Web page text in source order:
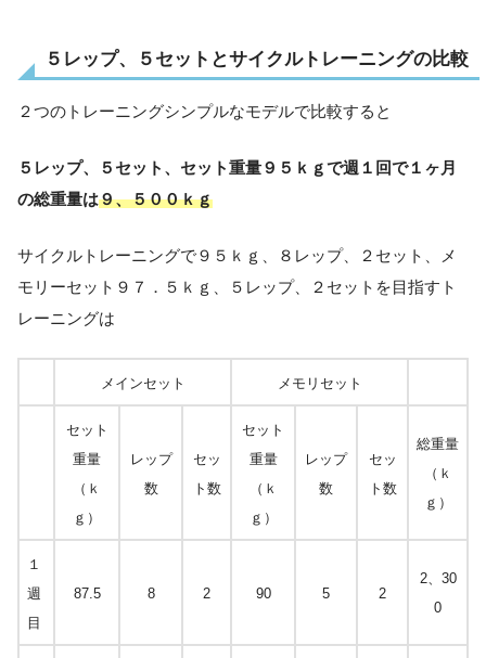
５レップ、５セットとサイクルトレーニングの比較
２つのトレーニングシンプルなモデルで比較すると
５レップ、５セット、セット重量９５ｋｇで週１回で１ヶ月
の総重量は９、５００ｋｇ
サイクルトレーニングで９５ｋｇ、８レップ、２セット、メ
モリーセット９７．５ｋｇ、５レップ、２セットを目指すト
レーニングは
メインセット メモリセット
セット
重量
（ｋ
ｇ）
レップ
数
セッ
ト数
セット
重量
（ｋ
ｇ）
レップ
数
セッ
ト数
総重量
（ｋ
ｇ）
１
週
目
87.5 8 2 90 5 2
2、30
0